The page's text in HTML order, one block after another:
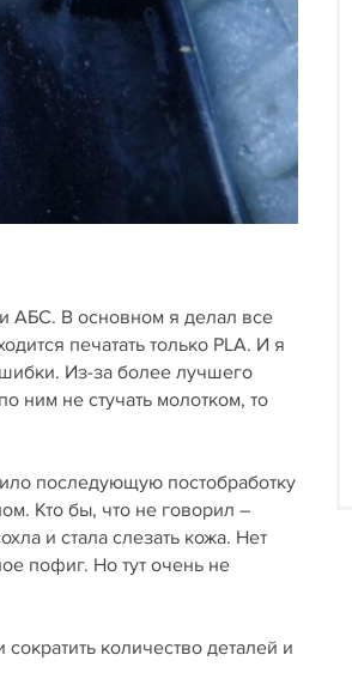
АБС. В основном я делал все
печатать только PLA. И я
Из-за более лучшего
ним не стучать молотком, то
последующую постобработку
Кто бы, что не говорил –
и стала слезать кожа. Нет
пофиг. Но тут очень не
количество деталей и